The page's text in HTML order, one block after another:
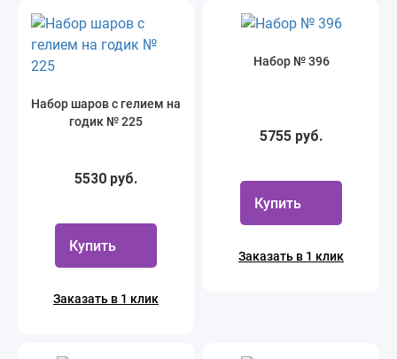
Набор шаров с гелием на
годик № 225
5530 руб.
Купить
Заказать в 1 клик
Набор № 396
5755 руб.
Купить
Заказать в 1 клик